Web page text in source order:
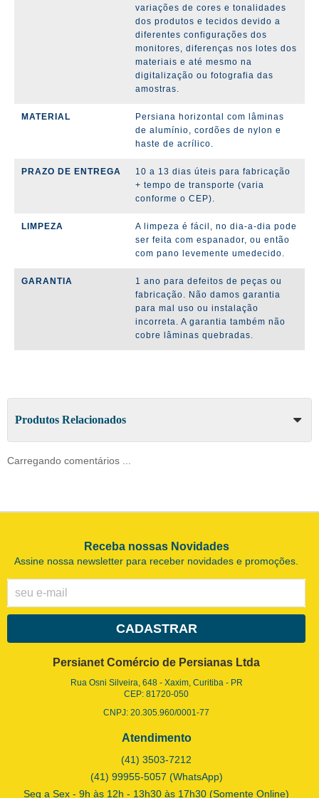
variações de cores e tonalidades
dos produtos e tecidos devido a
diferentes configurações dos
monitores, diferenças nos lotes dos
materiais e até mesmo na
digitalização ou fotografia das
amostras.
MATERIAL
Persiana horizontal com lâminas
de alumínio, cordões de nylon e
haste de acrílico.
PRAZO DE ENTREGA
10 a 13 dias úteis para fabricação
+ tempo de transporte (varia
conforme o CEP).
LIMPEZA
A limpeza é fácil, no dia-a-dia pode
ser feita com espanador, ou então
com pano levemente umedecido.
GARANTIA
1 ano para defeitos de peças ou
fabricação. Não damos garantia
para mal uso ou instalação
incorreta. A garantia também não
cobre lâminas quebradas.
Produtos Relacionados
Carregando comentários ...
Receba nossas Novidades
Assine nossa newsletter para receber novidades e promoções.
CADASTRAR
Persianet Comércio de Persianas Ltda
Rua Osni Silveira, 648- Xaxim, Curitiba - PR
CEP: 81720-050
CNPJ: 20.305.960/0001-77
Atendimento
(41) 3503-7212
(41) 99955-5057 (WhatsApp)
Seg a Sex - 9h às 12h - 13h30 às 17h30 (Somente Online)